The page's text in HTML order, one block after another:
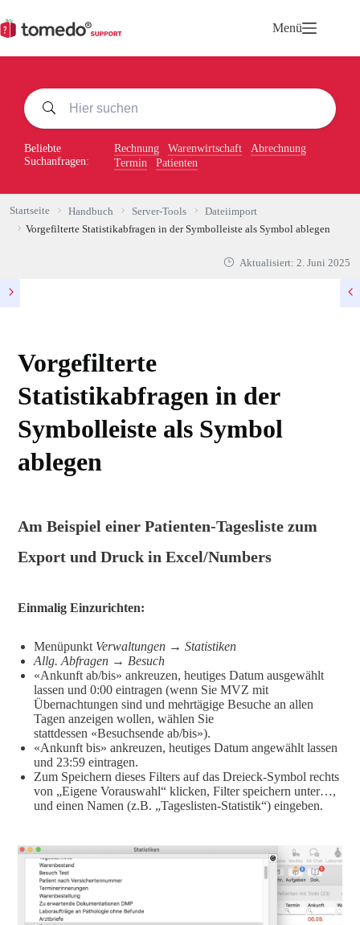
Inhalt
springen
Menü
Beliebte
Suchanfragen:
Rechnung Warenwirtschaft
Abrechnung
Termin
Patienten
Startseite Handbuch Server-Tools
Dateiimport
Vorgefilterte Statistikabfragen in der Symbolleiste als Symbol ablegen
Aktualisiert: 2. Juni 2025
Vorgefilterte
Statistikabfragen in der
Symbolleiste als Symbol
ablegen
Am Beispiel einer Patienten-Tagesliste zum
Export und Druck in Excel/Numbers
Einmalig Einzurichten:
Menüpunkt Verwaltungen → Statistiken
Allg. Abfragen → Besuch
«Ankunft ab/bis» ankreuzen, heutiges Datum ausgewählt
lassen und 0:00 eintragen (wenn Sie MVZ mit
Übernachtungen sind und mehrtägige Besuche an allen
Tagen anzeigen wollen, wählen Sie
stattdessen «Besuchsende ab/bis»).
«Ankunft bis» ankreuzen, heutiges Datum angewählt lassen
und 23:59 eintragen.
Zum Speichern dieses Filters auf das Dreieck-Symbol rechts
von „Eigene Vorauswahl“ klicken, Filter speichern unter…,
und einen Namen (z.B. „Tageslisten-Statistik“) eingeben.